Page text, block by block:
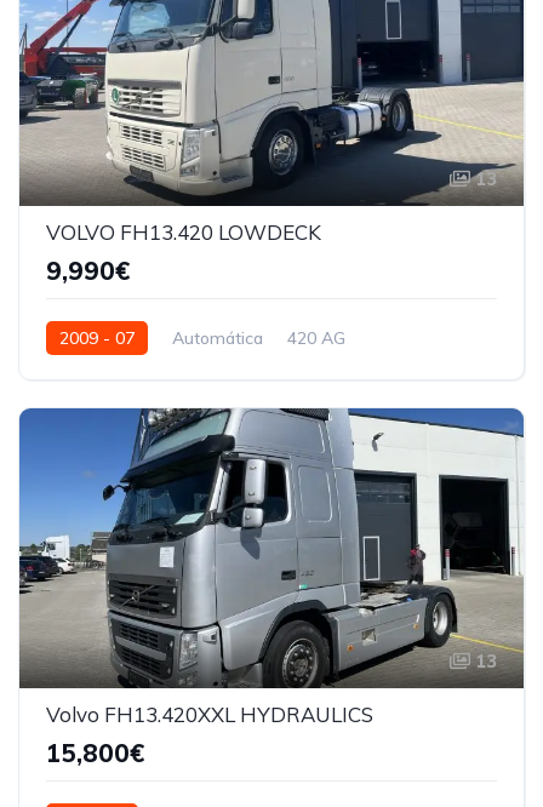
13
VOLVO FH13.420 LOWDECK
9,990€
2009 - 07 Automática
420 AG
13
Volvo FH13.420XXL HYDRAULICS
15,800€